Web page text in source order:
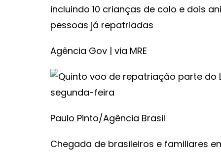
incluindo 10 crianças de colo e dois
pessoas já repatriadas
Agência Gov | via MRE
Paulo Pinto/Agência Brasil
Chegada de brasileiros e familiares